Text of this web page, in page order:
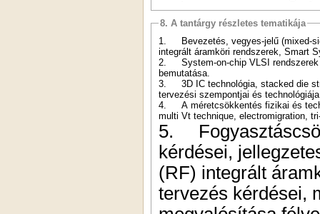
8. A tantárgy részletes tematikája
1.
Bevezetés, vegyes-jelű (mixed-
integrált áramköri rendszerek, Smart
2.
System-on-chip VLSI
bemutatása.
3.
3D IC technológia, stacked die
tervezési szempontjai és technológiája
4.
A méretcsökkentés fizikai és
multi Vt technique, electromigration,
5.
kérdései,
(RF) integrált
tervezés kérdései,